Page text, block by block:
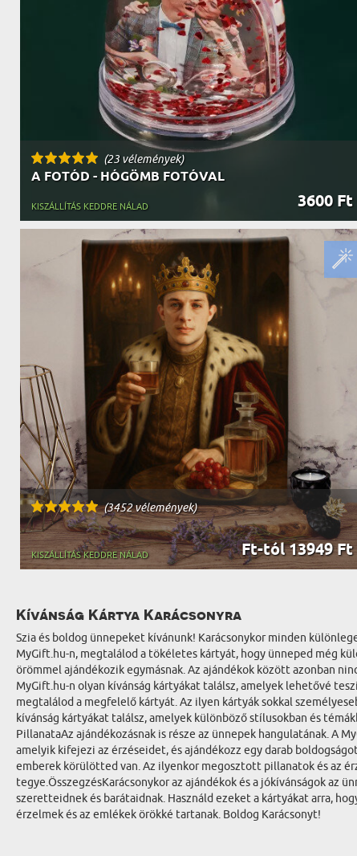
APÓSÉKNAK
AZ
(23 vélemények)
A FOTÓD - HÓGÖMB FOTÓVAL
3600 Ft
KISZÁLLÍTÁS KEDDRE NÁLAD
(3452 vélemények)
Ft-tól 13949 Ft
KISZÁLLÍTÁS KEDDRE NÁLAD
Kívánság Kártya Karácsonyra
Szia és boldog ünnepeket kívánunk! Karácsonykor minden
MyGift.hu-n, megtalálod a tökéletes kártyát, hogy ünneped még
örömmel ajándékozik egymásnak. Az ajándékok között azonban
MyGift.hu-n olyan kívánság kártyákat találsz, amelyek lehetővé
megtalálod a megfelelő kártyát. Az ilyen kártyák sokkal
kívánság kártyákat találsz, amelyek különböző stílusokban és
PillanataAz ajándékozásnak is része az ünnepek hangulatának. A
amelyik kifejezi az érzéseidet, és ajándékozz egy darab
emberek körülötted van. Az ilyenkor megosztott pillanatok és az
tegye.ÖsszegzésKarácsonykor az ajándékok és a jókívánságok
szeretteidnek és barátaidnak. Használd ezeket a kártyákat arra,
érzelmek és az emlékek örökké tartanak. Boldog Karácsonyt!